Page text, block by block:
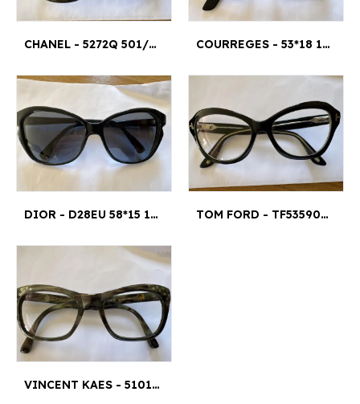
CHANEL - 5272Q 501/S8 55*21 135 COURREGES - 53*18 141 CL1606 0001
DIOR - D28EU 58*15 135 TOM FORD - TF535900353*16 140
VINCENT KAES - 51019 COL.194 145